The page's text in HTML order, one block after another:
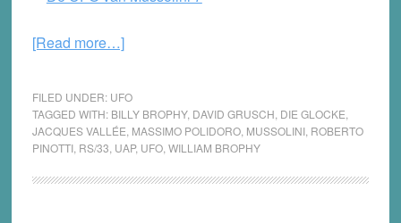
[Read more…]about
van
Mussolini
FILED UNDER: UFO
TAGGED WITH: BILLY BROPHY, DAVID GRUSCH DIE GLOCKE
JACQUES VALLÉE MASSIMO POLIDORO, MUSSOLINI, ROBERTO
PINOTTI, RS/33 UAP, UFO, WILLIAM BROPHY